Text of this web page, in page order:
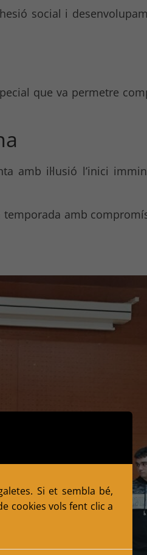
social i
que va permetre
amb il·lusió l’inici
temporada amb
Si et sembla bé,
cookies vols fent clic a